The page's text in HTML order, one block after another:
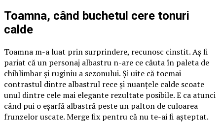
Toamna, când buchetul cere tonuri
calde
Toamna m-a luat prin surprindere, recunosc cinstit. Aș fi
pariat că un personaj albastru n-are ce căuta în paleta de
chihlimbar și ruginiu a sezonului. Și uite că tocmai
contrastul dintre albastrul rece și nuanțele calde scoate
unul dintre cele mai elegante rezultate posibile. E ca atunci
când pui o eșarfă albastră peste un palton de culoarea
frunzelor uscate. Merge fix pentru că nu te-ai fi așteptat.